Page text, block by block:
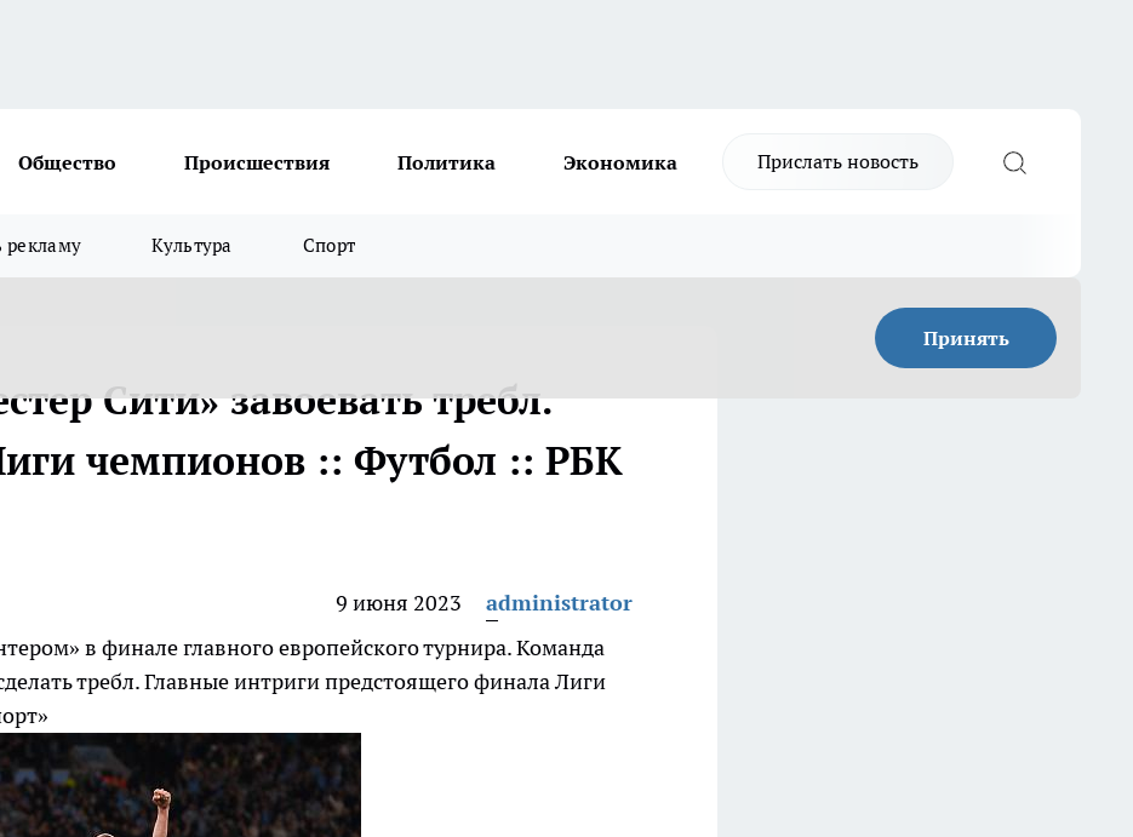
Общество Происшествия Политика Экономика Прислать новость
рекламу Культура Спорт
Принять
Сити» завоевать требл.
чемпионов :: Футбол :: РБК
9 июня 2023
administrator
в финале главного европейского турнира. Команда
требл. Главные интриги предстоящего финала Лиги